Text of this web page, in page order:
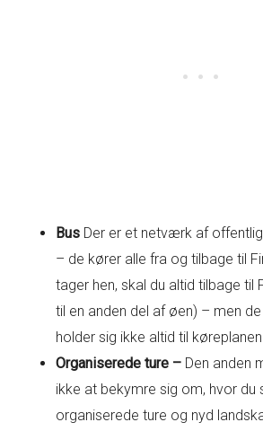
Bus Der er et netværk af
– de kører alle fra og tilbage til
tager hen, skal du altid tilbage til
til en anden del af øen) – men
holder sig ikke altid til
Organiserede ture – Den anden
ikke at bekymre sig om, hvor du
organiserede ture og nyd